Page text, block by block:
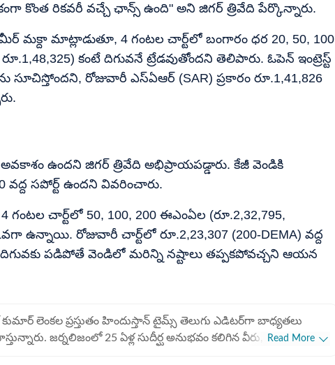
కొంత రికవరీ వచ్చే ఛాన్స్ ఉంది" అని జిగర్ త్రివేది పేర్కొన్నారు.
మక్దా మాట్లాడుతూ, 4 గంటల చార్ట్‌లో బంగారం ధర 20, 50, 100
కంటే దిగువనే ట్రేడవుతోందని తెలిపారు. ఓపెన్ ఇంట్రెస్ట్
సూచిస్తోందని, రోజువారీ ఎస్‌ఏఆర్ (SAR) ప్రకారం రూ.1,41,826
ఉందని జిగర్ త్రివేది అభిప్రాయపడ్డారు. కేజీ వెండికి
వద్ద సపోర్ట్ ఉందని వివరించారు.
గంటల చార్ట్‌లో 50, 100, 200 ఈఎంఏల (రూ.2,32,795,
ఉన్నాయి. రోజువారీ చార్ట్‌లో రూ.2,23,307 (200-DEMA) వద్ద
పడిపోతే వెండిలో మరిన్ని నష్టాలు తప్పకపోవచ్చని ఆయన
కుమార్ లెంకల ప్రస్తుతం హిందుస్తాన్ టైమ్స్ తెలుగు ఎడిటర్‌గా బాధ్యతలు
జర్నలిజంలో 25 ఏళ్ల సుదీర్ఘ అనుభవం కలిగిన వీరు, గతంలో సాక్షి
Read More